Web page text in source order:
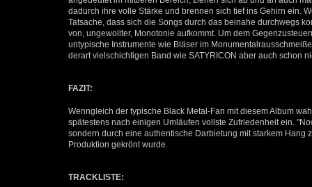
dadurch ihre volle Stärke und brennen sich tief ins Gehirn ein.
Tatsache, dass sich die Songs durch das beinahe durchwegs
von, ungewollter, Monotonie aufkommt. Um dem
untypische Instrumente wie Bläser im
derart vielschichtigen Band wie SATYRICON aber auch schon
FAZIT:
Wenngleich der typische Black Metal-Fan mit diesem Album
spätestens nach einigen Umläufen vollste Zufriedenheit ein.
sondern durch eine authentische Darbietung mit starkem
Produktion gekrönt wurde.
TRACKLISTE: